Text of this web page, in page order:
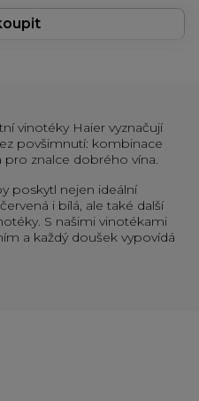
vinotéky Haier vyznačují
povšimnutí: kombinace
znalce dobrého vína.
poskytl nejen ideální
i bílá, ale také další
S našimi vinotékami
a každý doušek vypovídá